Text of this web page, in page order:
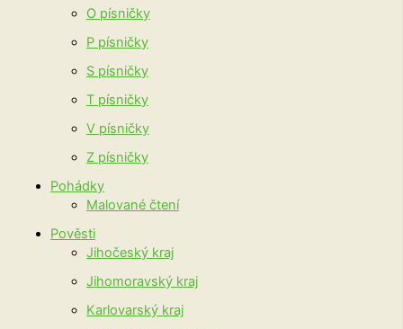
O písničky
P písničky
S písničky
T písničky
V písničky
Z písničky
Pohádky
Malované čtení
Pověsti
Jihočeský kraj
Jihomoravský kraj
Karlovarský kraj